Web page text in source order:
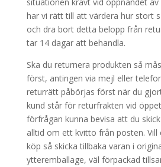
har vi rätt till att värdera hur stort
och dra bort detta belopp från
tar 14 dagar att behandla.
Ska du returnera produkten så
först, antingen via mejl eller
returrätt påbörjas först när du
kund står för returfrakten vid
förfrågan kunna bevisa att du
alltid om ett kvitto från posten.
köp så skicka tillbaka varan i
ytteremballage, väl förpackad